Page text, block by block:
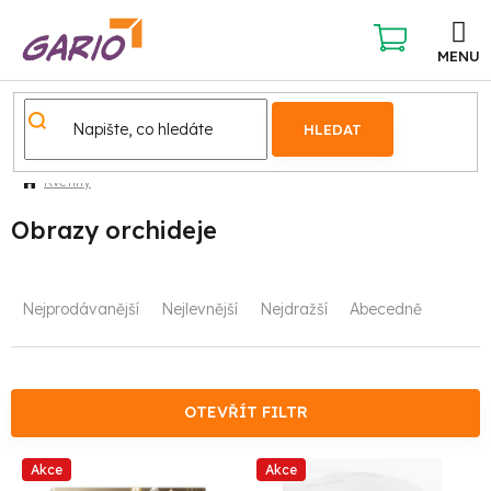
obsah
HLEDAT
NÁKUPNÍ
KOŠÍK
Květiny
Obrazy orchideje
Ř
n
Nejprodávanější Nejlevnější Nejdražší Abecedně
OTEVŘÍT FILTR
VAkce Akce